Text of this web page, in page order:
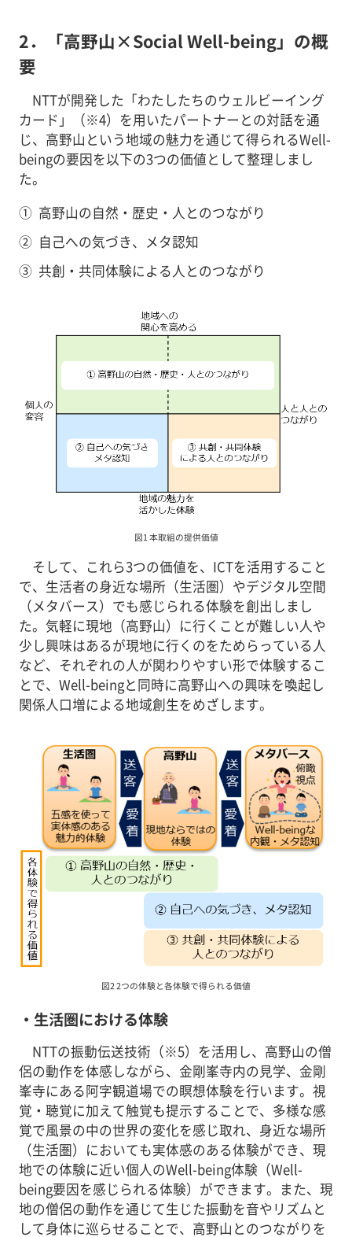
2．「高野山×Social Well-being」の概
要
NTTが開発した「わたしたちのウェルビーイング
カード」（※4）を用いたパートナーとの対話を通
じ、高野山という地域の魅力を通じて得られるWell-
beingの要因を以下の3つの価値として整理しまし
た。
① 高野山の自然・歴史・人とのつながり
② 自己への気づき、メタ認知
③ 共創・共同体験による人とのつながり
図1 本取組の提供価値
そして、これら3つの価値を、ICTを活用すること
で、生活者の身近な場所（生活圏）やデジタル空間
（メタバース）でも感じられる体験を創出しまし
た。気軽に現地（高野山）に行くことが難しい人や
少し興味はあるが現地に行くのをためらっている人
など、それぞれの人が関わりやすい形で体験するこ
とで、Well-beingと同時に高野山への興味を喚起し
関係人口増による地域創生をめざします。
図2 2つの体験と各体験で得られる価値
・生活圏における体験
NTTの振動伝送技術（※5）を活用し、高野山の僧
侶の動作を体感しながら、金剛峯寺内の見学、金剛
峯寺にある阿字観道場での瞑想体験を行います。視
覚・聴覚に加えて触覚も提示することで、多様な感
覚で風景の中の世界の変化を感じ取れ、身近な場所
（生活圏）においても実体感のある体験ができ、現
地での体験に近い個人のWell-being体験（Well-
being要因を感じられる体験）ができます。また、現
地の僧侶の動作を通じて生じた振動を音やリズムと
して身体に巡らせることで、高野山とのつながりを